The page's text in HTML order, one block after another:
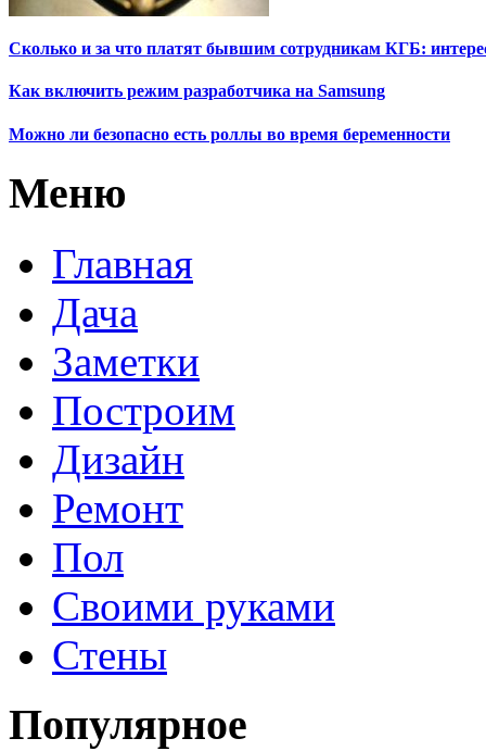
Сколько и за что платят бывшим сотрудникам КГБ:
Как включить режим разработчика на Samsung
Можно ли безопасно есть роллы во время беременности
Меню
Главная
Дача
Заметки
Построим
Дизайн
Ремонт
Пол
Своими руками
Стены
Популярное